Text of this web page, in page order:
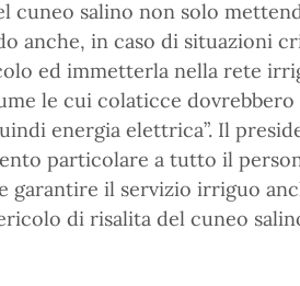
cuneo salino non solo
anche, in caso di situazioni
ed immetterla nella rete
le cui colaticce dovrebbero
energia elettrica”. Il
particolare a tutto il
garantire il servizio irriguo
di risalita del cuneo